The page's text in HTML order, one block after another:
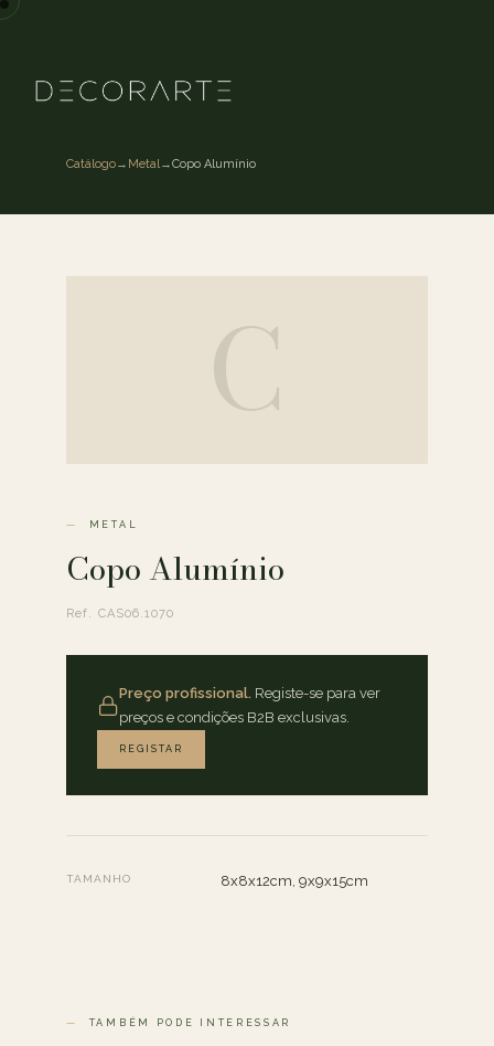
Catálogo→ Metal→Copo Alumínio
C
METAL
Copo Alumínio
Ref. CAS06.1070
Preço profissional. Registe-se para ver
preços e condições B2B exclusivas.
REGISTAR
TAMANHO 8x8x12cm, 9x9x15cm
TAMBÉM PODE INTERESSAR